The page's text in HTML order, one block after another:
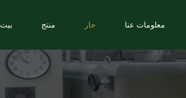
بيت منتج حار معلومات عنا